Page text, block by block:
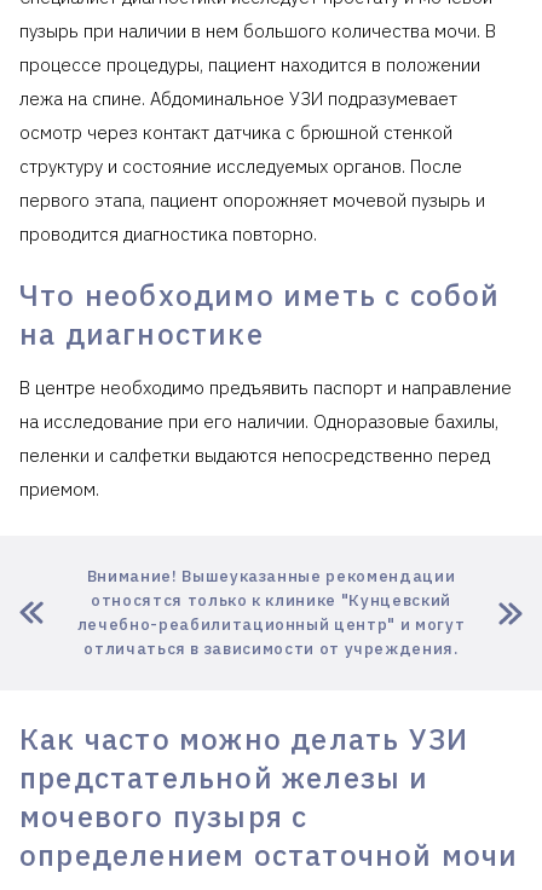
пузырь при наличии в нем большого количества мочи. В
процессе процедуры, пациент находится в положении
лежа на спине. Абдоминальное УЗИ подразумевает
осмотр через контакт датчика с брюшной стенкой
структуру и состояние исследуемых органов. После
первого этапа, пациент опорожняет мочевой пузырь и
проводится диагностика повторно.
Что необходимо иметь с собой
на диагностике
В центре необходимо предъявить паспорт и направление
на исследование при его наличии. Одноразовые бахилы,
пеленки и салфетки выдаются непосредственно перед
приемом.
Внимание! Вышеуказанные рекомендации
относятся только к клинике "Кунцевский
лечебно-реабилитационный центр" и могут
отличаться в зависимости от учреждения.
Как часто можно делать УЗИ
предстательной железы и
мочевого пузыря с
определением остаточной мочи